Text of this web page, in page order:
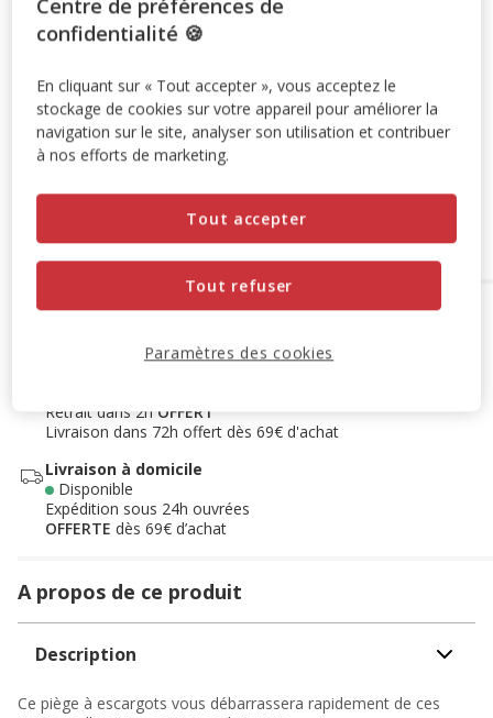
Promotion disponible
Animalis. Offre non cumulable aux autres promotions en
cours. Voir conditions
Code: WELCOME10 Copier
Ajouter au panier
Options de livraison Détails livraison
Retrait en magasin
Retrait dans 2h OFFERT
Livraison dans 72h offert dès 69€ d'achat
Livraison à domicile
Disponible
Expédition sous 24h ouvrées
OFFERTE dès 69€ d’achat
A propos de ce produit
Description
Ce piège à escargots vous débarrassera rapidement de ces
Centre de préférences de
confidentialité 🍪
En cliquant sur « Tout accepter », vous acceptez le
stockage de cookies sur votre appareil pour améliorer la
navigation sur le site, analyser son utilisation et contribuer
à nos efforts de marketing.
Tout refuser
Tout accepter
Paramètres des cookies